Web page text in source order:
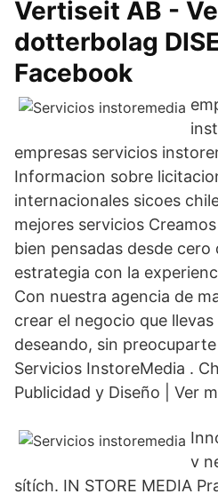
Vertiseit AB -
dotterbolag
Facebook
empresas servicios
Informacion sobre
internacionales sicoes
mejores servicios
bien pensadas desde cero
estrategia con la
Con nuestra agencia de
crear el negocio que
deseando, sin
Servicios InstoreMedia .
Publicidad y Diseño | Ver
v
sítích. IN STORE MEDIA